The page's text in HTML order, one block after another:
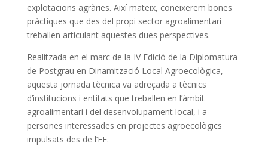
explotacions agràries. Així mateix, coneixerem bones
pràctiques que des del propi sector agroalimentari
treballen articulant aquestes dues perspectives.
Realitzada en el marc de la IV Edició de la Diplomatura
de Postgrau en Dinamització Local Agroecològica,
aquesta jornada tècnica va adreçada a tècnics
d’institucions i entitats que treballen en l’àmbit
agroalimentari i del desenvolupament local, i a
persones interessades en projectes agroecològics
impulsats des de l’EF.